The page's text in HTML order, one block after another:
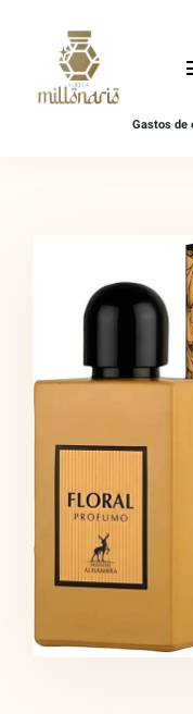
contenido
HOMBRE
MUJER
MUESTRAS
LATTAFA
MARCAS
Gastos de